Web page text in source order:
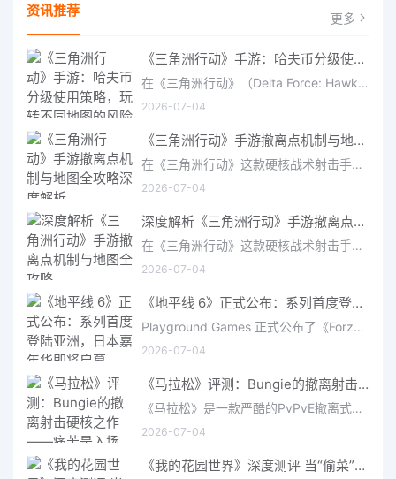
资讯推荐 更多
《三角洲行动》手游：哈夫币分级使用策略，玩转不同地图的风险与回报
在《三角洲行动》（Delta Force: Hawk Ops）“烽火地带”模式中，地图被划分为“普通”、“机密”和“绝密”三个
2026-07-04
《三角洲行动》手游撤离点机制与地图全攻略深度解析
在《三角洲行动》这款硬核战术射击手游中，撤离是每位干员行动的核心目标。无论你在战场中搜刮了多少高价值物
2026-07-04
深度解析《三角洲行动》手游撤离点机制与地图全攻略
在《三角洲行动》这款硬核战术射击手游中，撤离是每位干员行动的核心目标。无论你在战场中搜刮了多少高价值物
2026-07-04
《地平线 6》正式公布：系列首度登陆亚洲，日本嘉年华即将启幕
Playground Games 正式公布了《Forza Horizon 6》，这次备受赞誉的地平线嘉年华将首次驶入亚洲，落户日本。玩家
2026-07-04
《马拉松》评测：Bungie的撤离射击硬核之作——痛苦是入场券，回报是顶级的
《马拉松》是一款严酷的PvPvE撤离式射击游戏，现已登陆PS5、Xbox Series X/S和PC。它继承了Bungie上世纪90年
2026-07-04
《我的花园世界》深度测评 当“偷菜”遇上“奢侈品”